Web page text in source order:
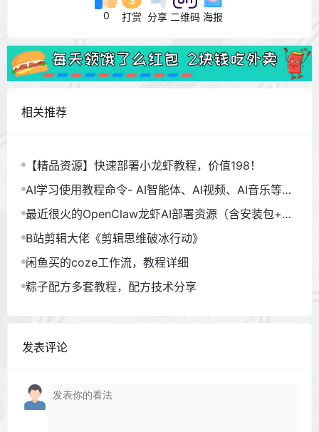
0 打赏 分享 二维码 海报
相关推荐
【精品资源】快速部署小龙虾教程，价值198！
AI学习使用教程命令- AI智能体、AI视频、AI音乐等
（930GB）
最近很火的OpenClaw龙虾AI部署资源（含安装包+教
程）
B站剪辑大佬《剪辑思维破冰行动》
闲鱼买的coze工作流，教程详细
粽子配方多套教程，配方技术分享
发表评论